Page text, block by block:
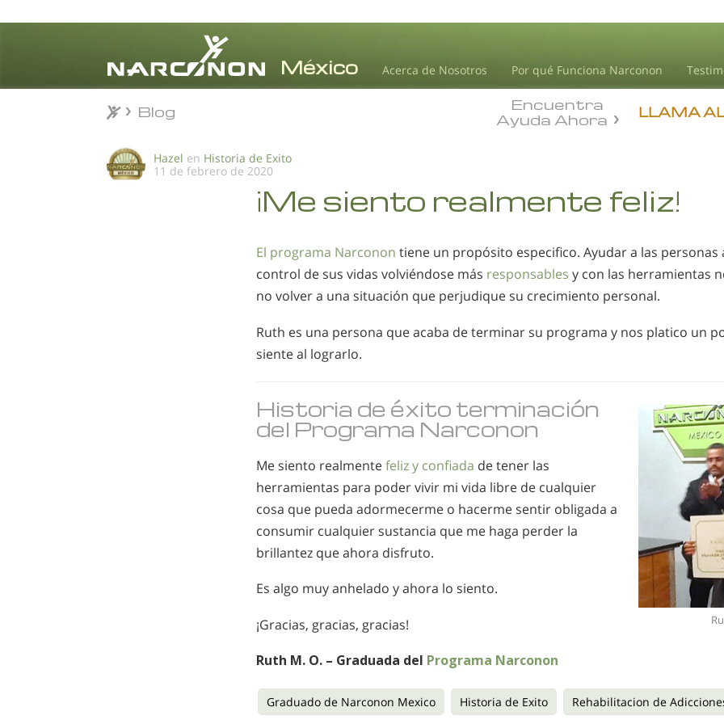
Acerca de Nosotros Por qué Funciona Narconon
LLAMA
Encuentra
Ayuda Ahora
Blog
Hazel en Historia de Exito
11 de febrero de 2020
¡Me siento realmente feliz!
El programa Narconon tiene un propósito especifico. Ayudar a las personas
control de sus vidas volviéndose más responsables y con las herramientas
no volver a una situación que perjudique su crecimiento personal.
Ruth es una persona que acaba de terminar su programa y nos platico un
siente al lograrlo.
Historia de éxito terminación
del Programa Narconon
Me siento realmentefeliz y confiada de tener las
herramientas para poder vivir mi vida libre de cualquier
cosa que pueda adormecerme o hacerme sentir obligada a
consumir cualquier sustancia que me haga perder la
brillantez que ahora disfruto.
Es algo muy anhelado y ahora lo siento.
¡Gracias, gracias, gracias!
Ruth M. O. – Graduada del Programa Narconon
Graduado de Narconon Mexico Historia de Exito Rehabilitacion de
Blog